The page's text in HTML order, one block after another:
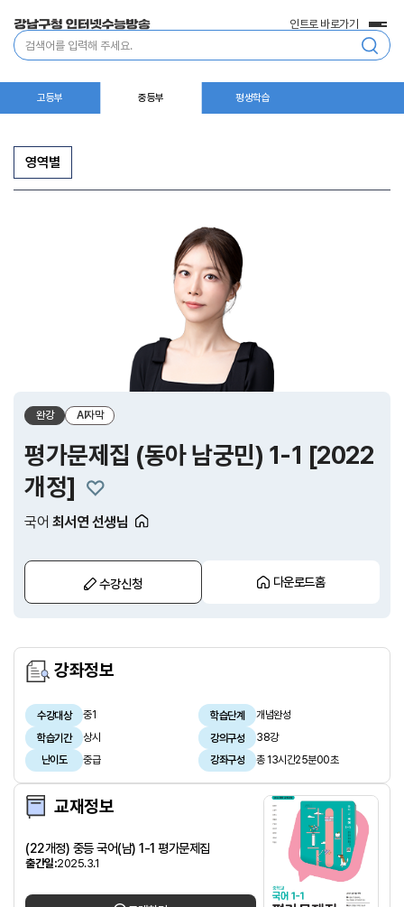
통
합
색
인트로 바로가기
전
체
메
고등부 중등부 평생학습
영역별
완강 AI자막
평가문제집 (동아 남궁민) 1-1 [2022
개정]
국어 최서연 선생님
수강신청 다운로드홈
강좌정보
수강대상 중1 학습단계
개념완성
학습기간
상시 강의구성
38강
난이도
중급 강좌구성 총 13시간25분00초
교재정보
(22개정) 중등 국어(남) 1-1 평가문제집
출간일:2025.3.1